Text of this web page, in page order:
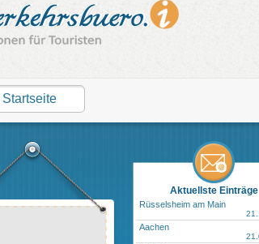
Startseite
Aktuellste Einträge
Rüsselsheim am Main
Aachen